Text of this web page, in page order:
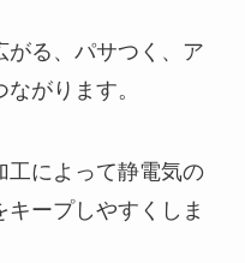
がる、パサつく、ア
がります。
工によって静電気の
ープしやすくしま